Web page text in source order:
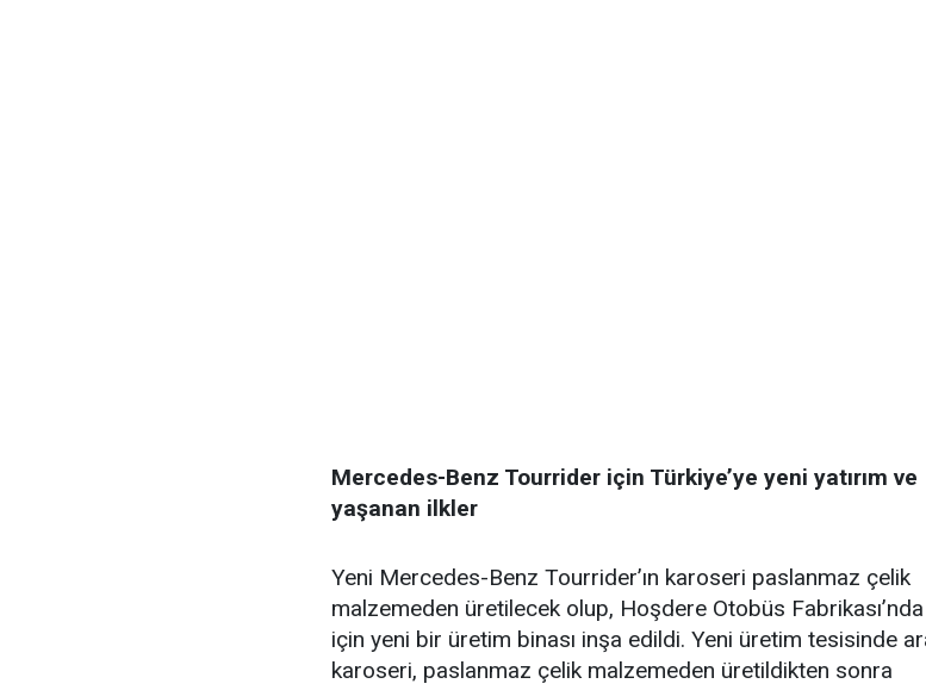
Mercedes-Benz Tourrider için Türkiye’ye yeni yatırım ve
yaşanan ilkler
Yeni Mercedes-Benz Tourrider’ın karoseri paslanmaz çelik
malzemeden üretilecek olup, Hoşdere Otobüs
için yeni bir üretim binası inşa edildi. Yeni üretim tesisinde
karoseri, paslanmaz çelik malzemeden üretildikten sonra